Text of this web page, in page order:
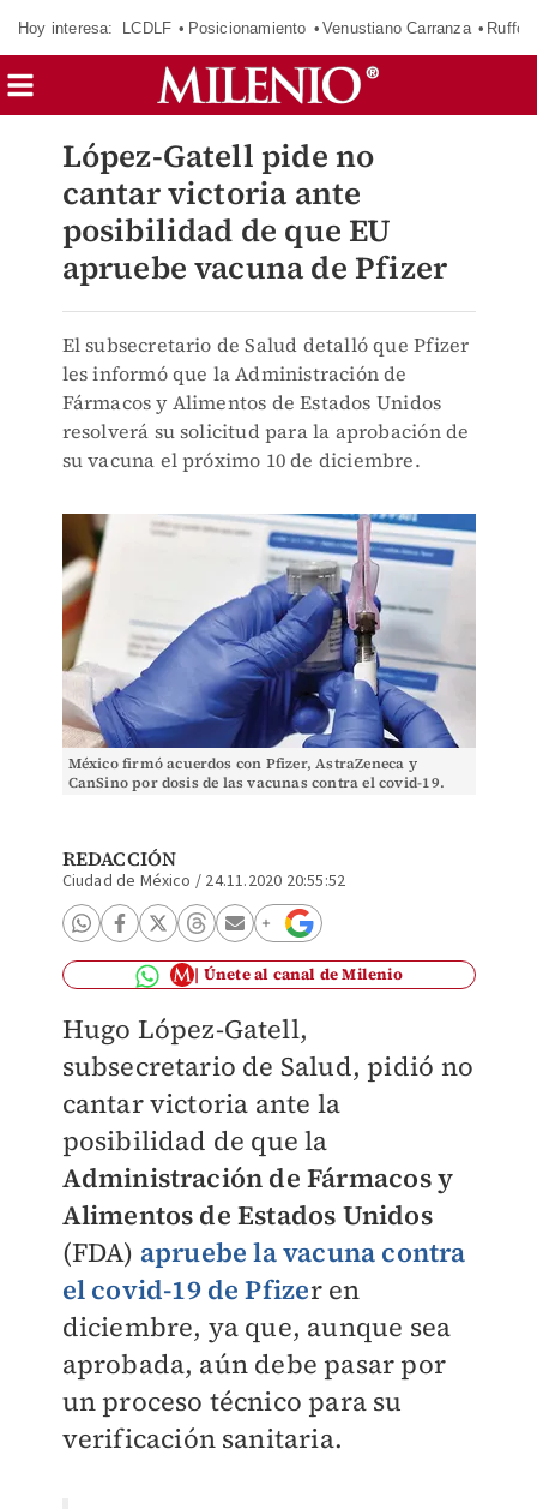
Hoy interesa: LCDLF Posicionamiento Venustiano Carranza Ruffo
López-Gatell pide no
cantar victoria ante
posibilidad de que EU
apruebe vacuna de Pfizer
El subsecretario de Salud detalló que Pfizer
les informó que la Administración de
Fármacos y Alimentos de Estados Unidos
resolverá su solicitud para la aprobación de
su vacuna el próximo 10 de diciembre.
México firmó acuerdos con Pfizer, AstraZeneca y
CanSino por dosis de las vacunas contra el covid-19.
REDACCIÓN
Ciudad de México / 24.11.2020 20:55:52
Únete al canal de Milenio
Hugo López-Gatell,
subsecretario de Salud, pidió no
cantar victoria ante la
posibilidad de que la
Administración de Fármacos y
Alimentos de Estados Unidos
(FDA) apruebe la vacuna contra
el covid-19 de Pfizer en
diciembre, ya que, aunque sea
aprobada, aún debe pasar por
un proceso técnico para su
verificación sanitaria.